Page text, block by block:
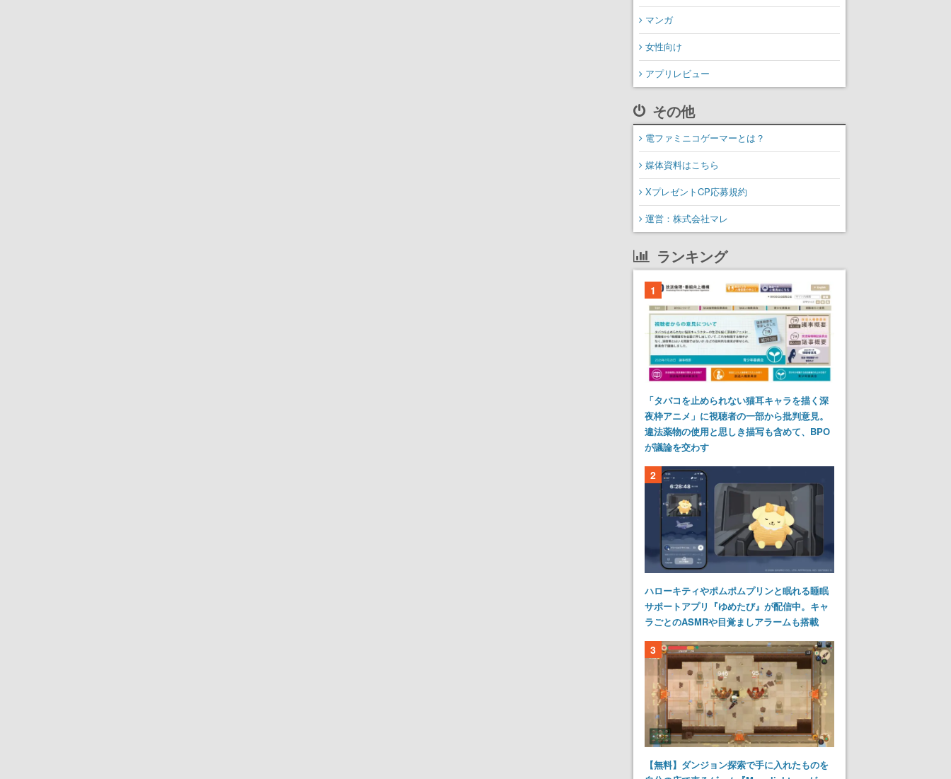
マンガ
女性向け
アプリレビュー
その他
電ファミニコゲーマーとは？
媒体資料はこちら
XプレゼントCP応募規約
運営：株式会社マレ
ランキング
1
「タバコを止められない猫耳キャラを描く深
夜枠アニメ」に視聴者の一部から批判意見。
違法薬物の使用と思しき描写も含めて、BPO
が議論を交わす
2
ハローキティやポムポムプリンと眠れる睡眠
サポートアプリ『ゆめたび』が配信中。キャ
ラごとのASMRや目覚ましアラームも搭載
3
【無料】ダンジョン探索で手に入れたものを